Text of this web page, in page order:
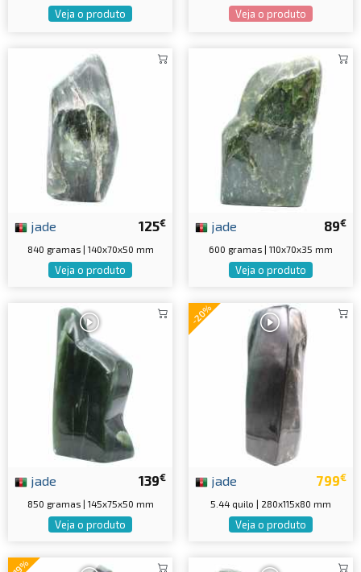
Veja o produto Veja o produto
125€
jade
840 gramas | 140x70x50 mm
Veja o produto
89€
jade
600 gramas | 110x70x35 mm
Veja o produto
139€
jade
850 gramas | 145x75x50 mm
Veja o produto
-20%
799€
jade
5.44 quilo | 280x115x80 mm
Veja o produto